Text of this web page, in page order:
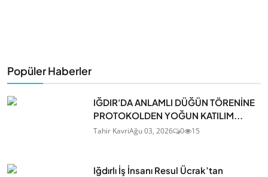
Popüler Haberler
IĞDIR'DA ANLAMLI DÜĞÜN TÖRENİNE
PROTOKOLDEN YOĞUN KATILIM...
Tahir KavriAğu 03, 2026 0 15
Iğdırlı İş İnsanı Resul Ücrak’tan